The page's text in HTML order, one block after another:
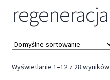
Trychologia
O Nas
Szkolenia
regeneracja
Wyświetlanie 1–12 z 28 wyników